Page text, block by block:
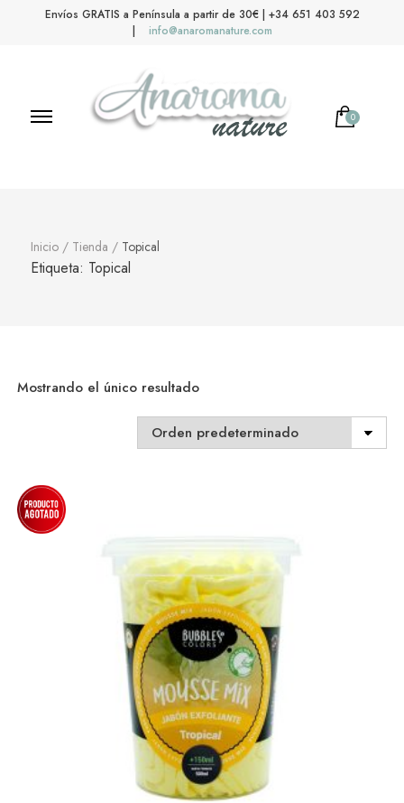
Envíos GRATIS a Península a partir de 30€ | +34 651 403 592
|
info@anaromanature.com
0
Inicio / Tienda / Topical
Etiqueta: Topical
Mostrando el único resultado